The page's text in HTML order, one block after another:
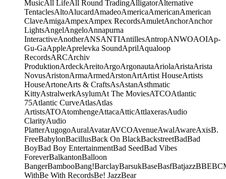
MusicAll LifeAll Round TradingAlligatorAlternative
TentaclesAltoAlucardAmadeoAmericaAmericanAmerican
ClaveAmigaAmpexAmpex RecordsAmuletAnchorAnchor
LightsAngelAngeloAnnapurna
InteractiveAnotherANSANTIAntillesAntropANWOAOIAp-
Gu-GaAppleAprelevka SoundAprilAqualoop
RecordsARCArchiv
ProduktionArdeckAreitoArgoArgonautaAriolaAristaArista
NovusAristonArmaArmedArstonArtArtist HouseArtists
HouseArtoneArts & CraftsAsAstanAsthmatic
KittyAstralwerkAsylumAt The MoviesATCOAtlantic
75Atlantic CurveAtlasAtlas
ArtistsATOAtomhengeAttacaAtticAttlaxerasAudio
ClarityAudio
PlatterAugogoAuralAvatarAVCOAvenueAwalAwareAxisB.
FreeBabylonBacillusBack On BlackBackstreetBadBad
BoyBad Boy EntertainmentBad SeedBad Vibes
ForeverBalkantonBalloon
BangerBambooBang!BarclayBarsukBaseBasfBatjazzBBE
WithBe With RecordsBe! JazzBear